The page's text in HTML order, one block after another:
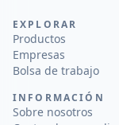
EXPLORAR
Productos
Empresas
Bolsa de trabajo
INFORMACIÓN
Sobre nosotros